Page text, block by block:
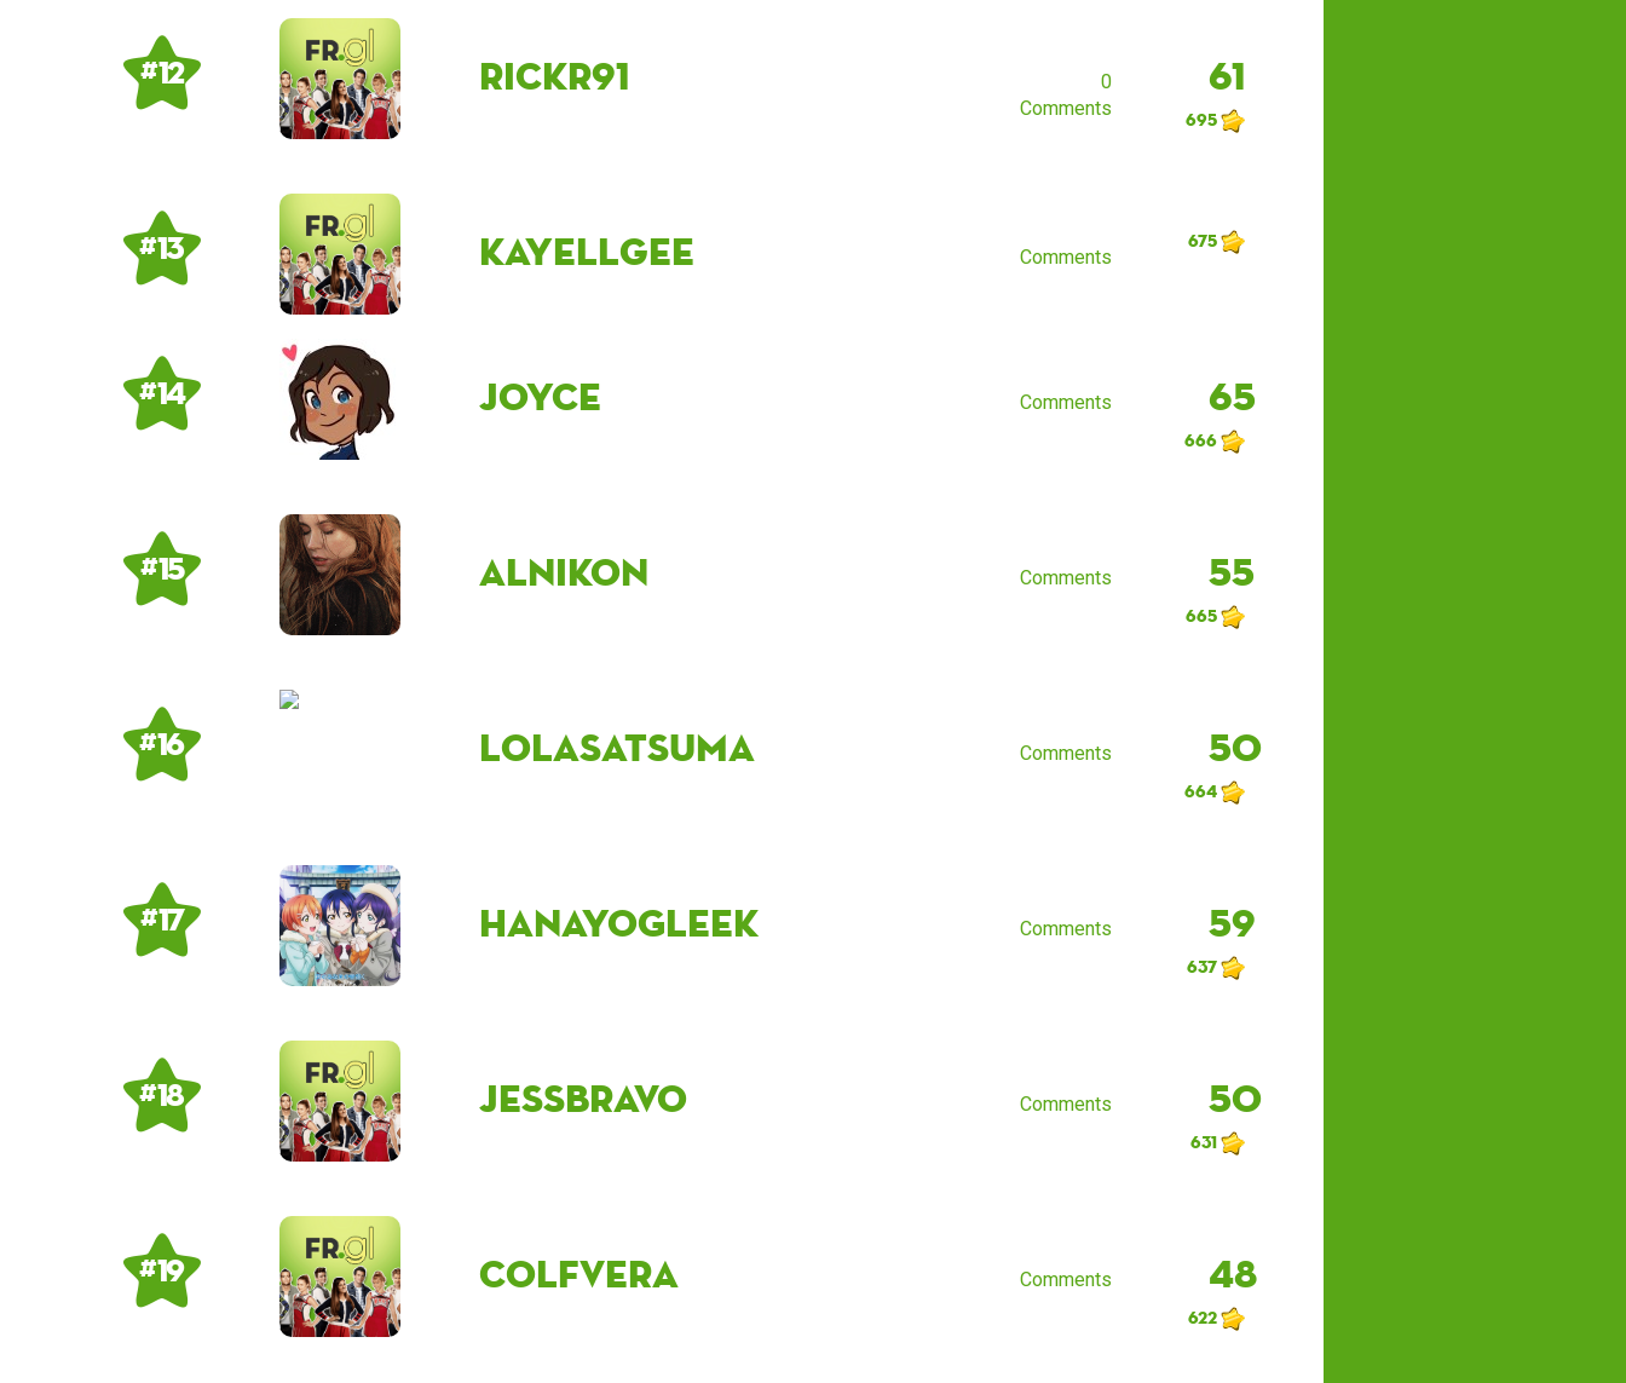
# 12 RickR91
0
Comments
61
695
# 13 kayellgee Comments
675
# 14 Joyce Comments 65
666
# 15 AlNikon Comments 55
665
# 16 lolasatsuma Comments 50
664
# 17 HanayoGleek Comments 59
637
# 18 JessBravo Comments 50
631
# 19 Colfvera Comments 48
622